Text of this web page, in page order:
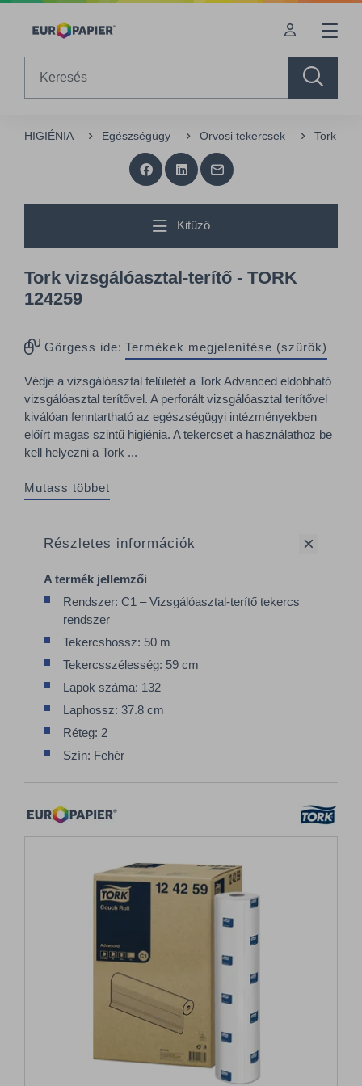
Table Of Content
Az Önt érdeklő termékek
HIGIÉNIA Egészségügy Orvosi tekercsek Tork
Kitűző
Tork vizsgálóasztal-terítő - TORK
124259
Görgess ide: Termékek megjelenítése (szűrők)
Védje a vizsgálóasztal felületét a Tork Advanced eldobható
vizsgálóasztal terítővel. A perforált vizsgálóasztal terítővel
kiválóan fenntartható az egészségügyi intézményekben
előírt magas szintű higiénia. A tekercset a használathoz be
kell helyezni a Tork ...
Mutass többet
Részletes információk
A termék jellemzői
Rendszer: C1 – Vizsgálóasztal-terítő tekercs
rendszer
Tekercshossz: 50 m
Tekercsszélesség: 59 cm
Lapok száma: 132
Laphossz: 37.8 cm
Réteg: 2
Szín: Fehér